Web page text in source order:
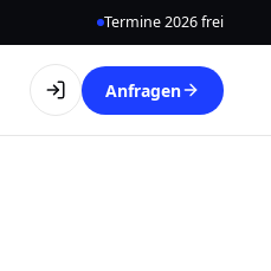
Termine 2026 frei
Anfragen